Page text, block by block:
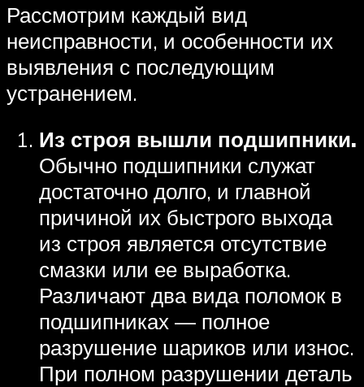
Рассмотрим каждый вид
неисправности, и особенности их
выявления с последующим
устранением.
Из строя вышли подшипники.
Обычно подшипники служат
достаточно долго, и главной
причиной их быстрого выхода
из строя является отсутствие
смазки или ее выработка.
Различают два вида поломок в
подшипниках — полное
разрушение шариков или износ.
При полном разрушении деталь